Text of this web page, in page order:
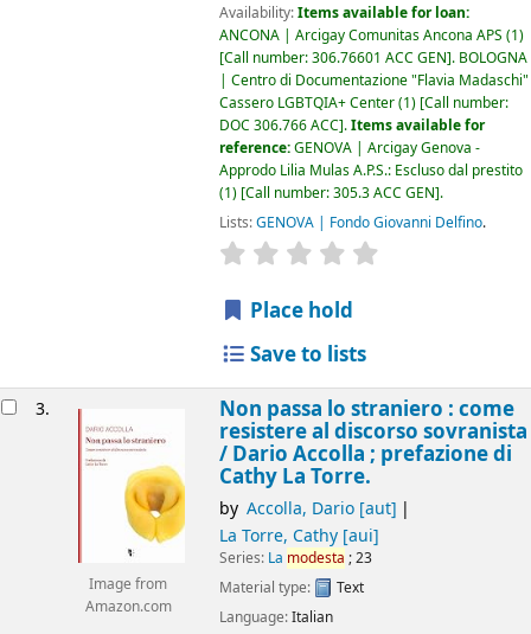
Availability:Items available for loan:
ANCONA | Arcigay Comunitas Ancona APS (1)
Call number:306.76601 ACC GEN . BOLOGNA
| Centro di Documentazione "Flavia Madaschi"
Cassero LGBTQIA+ Center(1) Call number:
DOC 306.766 ACC .Items available for
reference:GENOVA | Arcigay Genova -
Approdo Lilia Mulas A.P.S.: Escluso dal prestito
(1) Call number:305.3 ACC GEN .
Lists:GENOVA | Fondo Giovanni Delfino.
star rating
Place hold
Save to lists
3.
Image from
Amazon.com
Non passa lo straniero : come
resistere al discorso sovranista
/ Dario Accolla ; prefazione di
Cathy La Torre.
by Accolla, Dario[aut]
La Torre, Cathy[aui]
Series: La modesta ; 23
Material type:
Text
Language:Italian